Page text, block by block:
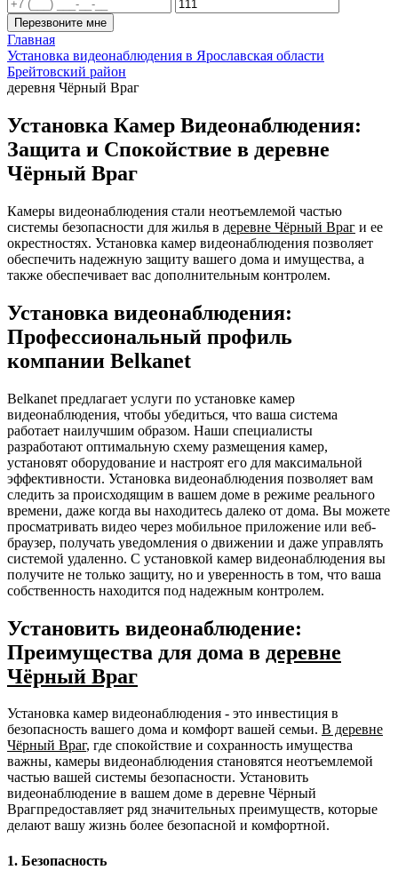
Перезвоните мне
Главная
Установка видеонаблюдения в Ярославская области
Брейтовский район
деревня Чёрный Враг
Установка Камер Видеонаблюдения:
Защита и Спокойствие в деревне
Чёрный Враг
Камеры видеонаблюдения стали неотъемлемой частью
системы безопасности для жилья в деревне Чёрный Враг и ее
окрестностях. Установка камер видеонаблюдения позволяет
обеспечить надежную защиту вашего дома и имущества, а
также обеспечивает вас дополнительным контролем.
Установка видеонаблюдения:
Профессиональный профиль
компании Belkanet
Belkanet предлагает услуги по установке камер
видеонаблюдения, чтобы убедиться, что ваша система
работает наилучшим образом. Наши специалисты
разработают оптимальную схему размещения камер,
установят оборудование и настроят его для максимальной
эффективности. Установка видеонаблюдения позволяет вам
следить за происходящим в вашем доме в режиме реального
времени, даже когда вы находитесь далеко от дома. Вы можете
просматривать видео через мобильное приложение или веб-
браузер, получать уведомления о движении и даже управлять
системой удаленно. С установкой камер видеонаблюдения вы
получите не только защиту, но и уверенность в том, что ваша
собственность находится под надежным контролем.
Установить видеонаблюдение:
Преимущества для дома в деревне
Чёрный Враг
Установка камер видеонаблюдения - это инвестиция в
безопасность вашего дома и комфорт вашей семьи. В деревне
Чёрный Враг, где спокойствие и сохранность имущества
важны, камеры видеонаблюдения становятся неотъемлемой
частью вашей системы безопасности. Установить
видеонаблюдение в вашем доме в деревне Чёрный
Врагпредоставляет ряд значительных преимуществ, которые
делают вашу жизнь более безопасной и комфортной.
1. Безопасность